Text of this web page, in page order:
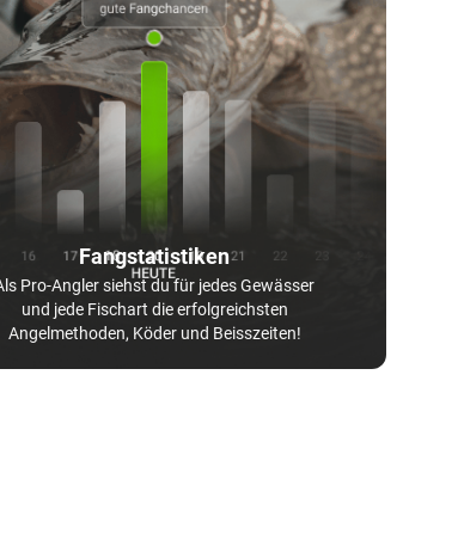
Fangstatistiken
Pro-Angler siehst du für jedes Gewässer
und jede Fischart die erfolgreichsten
Angelmethoden, Köder und Beisszeiten!